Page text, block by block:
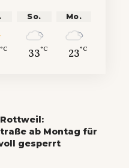
°C
So.
33°C
Mo.
23°C
Rottweil:
ab Montag für
gesperrt